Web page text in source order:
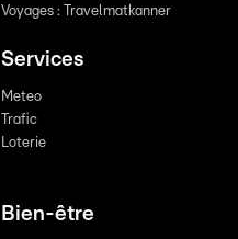
Voyages : Travelmatkanner
Services
Meteo
Trafic
Loterie
Bien-être